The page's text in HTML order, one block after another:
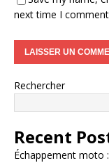
next time I
Rechercher
Recent
Échappement moto